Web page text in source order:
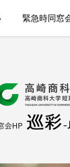
緊急時同窓